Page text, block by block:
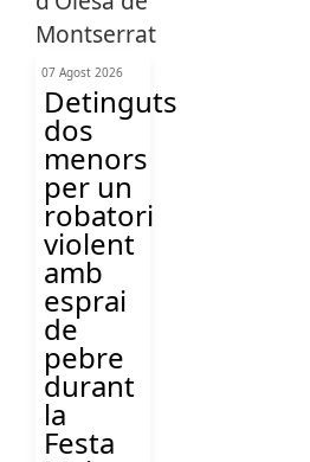
07 Agost 2026
Detinguts
dos
menors
per un
robatori
violent
amb
esprai
de
pebre
durant
la
Festa